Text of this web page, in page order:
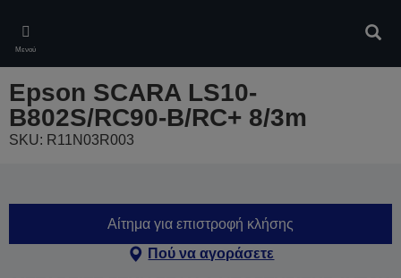
main
content
Μενού
Epson SCARA LS10-
B802S/RC90-B/RC+ 8/3m
SKU: R11N03R003
Αίτημα για επιστροφή κλήσης
Πού να αγοράσετε